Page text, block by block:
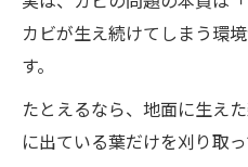
カビが生え続けてしまう環
す。
たとえるなら、地面に生え
に出ている葉だけを刈り取